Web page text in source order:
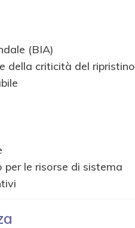
(BIA)
della criticità del ripristino
le risorse di sistema